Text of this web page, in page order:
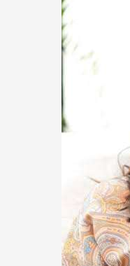
- Quy định & Pháp lý:
24h đối với các giao dịch
hoặc ví tự quản. Fork
hashpower, khoảng
Lời khuyên từ chuyên
ưu thế. Nhà đầu tư nên
từ dòng vốn ETF (tuần
Xem chi tiết các bài viết